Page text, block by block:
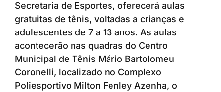
Secretaria de Esportes, oferecerá aulas
gratuitas de tênis, voltadas a crianças e
adolescentes de 7 a 13 anos. As aulas
acontecerão nas quadras do Centro
Municipal de Tênis Mário Bartolomeu
Coronelli, localizado no Complexo
Poliesportivo Milton Fenley Azenha, o